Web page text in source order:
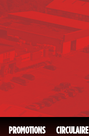
PROMOTIONS CIRCULAIRE